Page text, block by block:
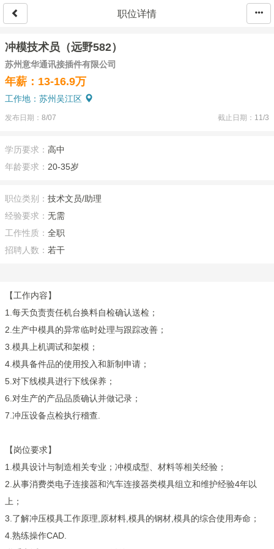
职位详情
冲模技术员（远野582）
苏州意华通讯接插件有限公司
年薪：13-16.9万
工作地：苏州吴江区
发布日期： 8/07 截止日期： 11/3
学历要求： 高中
年龄要求： 20-35岁
职位类别： 技术文员/助理
经验要求： 无需
工作性质： 全职
招聘人数： 若干
【工作内容】
1.每天负责责任机台换料自检确认送检；
2.生产中模具的异常临时处理与跟踪改善；
3.模具上机调试和架模；
4.模具备件品的使用投入和新制申请；
5.对下线模具进行下线保养；
6.对生产的产品品质确认并做记录；
7.冲压设备点检执行稽查.
【岗位要求】
1.模具设计与制造相关专业；冲模成型、材料等相关经验；
2.从事消费类电子连接器和汽车连接器类模具组立和维护经验4年以
上；
3.了解冲压模具工作原理,原材料,模具的钢材,模具的综合使用寿命；
4.熟练操作CAD.